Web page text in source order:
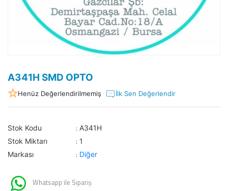
A341H SMD OPTO
Henüz Değerlendirilmemiş İlk Sen Değerlendir
Stok Kodu : A341H
Stok Miktarı
: 1
Markası
: Diğer
Whatsapp ile Sipariş